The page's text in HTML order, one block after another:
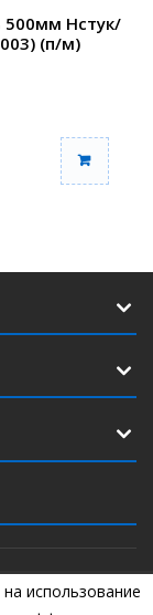
использование
500мм Нстук/
(п/м)
34, +7 (925) 507-